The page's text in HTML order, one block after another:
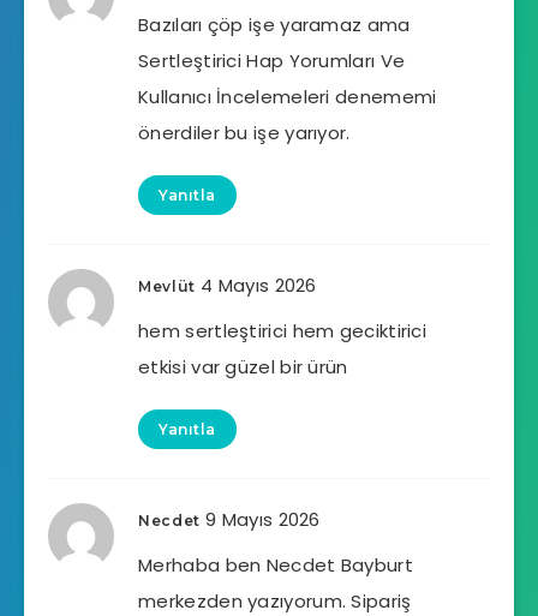
Bazıları çöp işe yaramaz ama
Sertleştirici Hap Yorumları Ve
Kullanıcı İncelemeleri denememi
önerdiler bu işe yarıyor.
Yanıtla
Mevlüt 4 Mayıs 2026
hem sertleştirici hem geciktirici
etkisi var güzel bir ürün
Yanıtla
Necdet 9 Mayıs 2026
Merhaba ben Necdet Bayburt
merkezden yazıyorum. Sipariş